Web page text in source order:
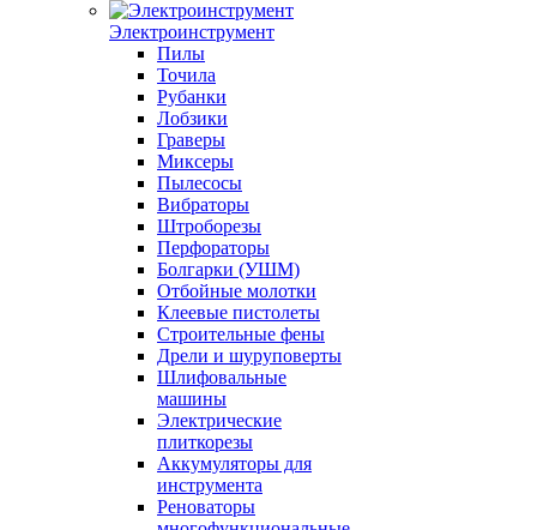
Электроинструмент
Пилы
Точила
Рубанки
Лобзики
Граверы
Миксеры
Пылесосы
Вибраторы
Штроборезы
Перфораторы
Болгарки (УШМ)
Отбойные молотки
Клеевые пистолеты
Строительные фены
Дрели и шуруповерты
Шлифовальные
машины
Электрические
плиткорезы
Аккумуляторы для
инструмента
Реноваторы